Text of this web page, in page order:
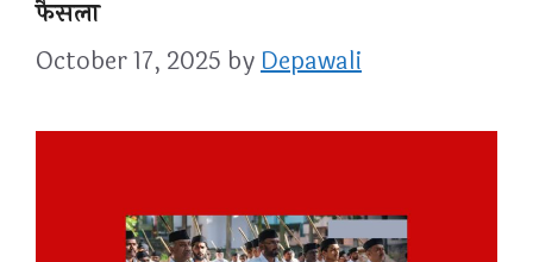
फैसला
October 17, 2025 byDepawali